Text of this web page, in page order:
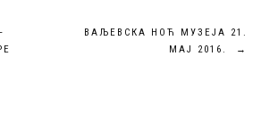
ВАЉЕВСКА НОЋ МУЗЕЈА 21.
МАЈ 2016.
→